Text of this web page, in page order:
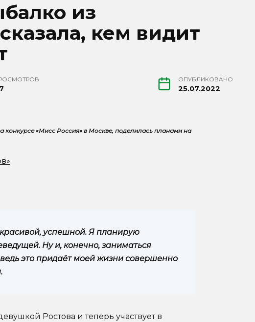
из
кем видит
ОПУБЛИКОВАНО
25.07.2022
конкурсе «Мисс Россия» в Москве, поделилась планами на
.
успешной. Я планирую
Ну и, конечно, заниматься
это придаёт моей жизни совершенно
Ростова и теперь участвует в